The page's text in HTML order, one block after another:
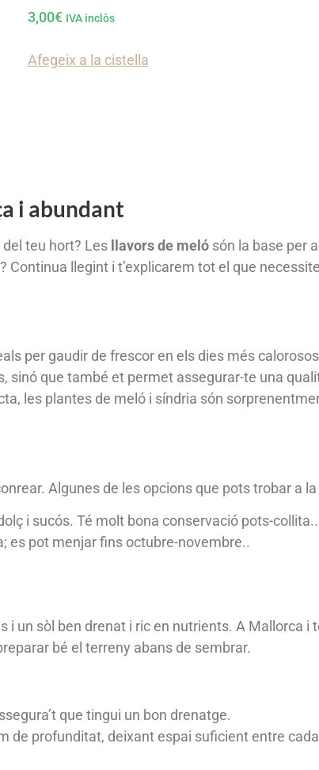
3,00€ IVA inclòs
Afegeix a la cistella
i abundant
teu hort? Les llavors de meló són la base per
llegint i t’explicarem tot el que
per gaudir de frescor en els dies més
sinó que també et permet assegurar-te una
les plantes de meló i síndria són
Algunes de les opcions que pots trobar a
i sucós. Té molt bona conservació pots-collita..
es pot menjar fins octubre-novembre..
un sòl ben drenat i ric en nutrients. A Mallorca i
bé el terreny abans de sembrar.
que tingui un bon drenatge.
de profunditat, deixant espai suficient entre